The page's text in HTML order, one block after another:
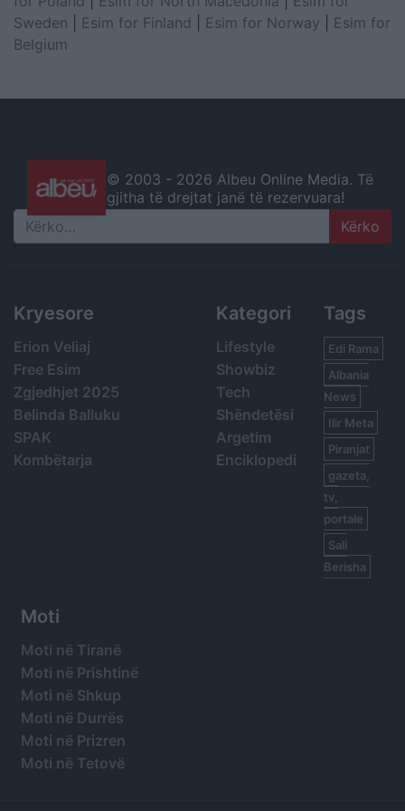
Sweden
Esim for Finland Esim for Norway
Esim for
Belgium
© 2003 - 2026 Albeu Online Media. Të
gjitha të drejtat janë të rezervuara!
Search
Kryesore
Erion Veliaj
Free Esim
Zgjedhjet 2025
Belinda Balluku
SPAK
Kombëtarja
Kategori
Lifestyle
Showbiz
Tech
Shëndetësi
Argetim
Enciklopedi
Tags
Edi Rama
Albania
News
Ilir Meta
Piranjat
gazeta,
tv,
portale
Sali
Berisha
Moti
Moti në Tiranë
Moti në Prishtinë
Moti në Shkup
Moti në Durrës
Moti në Prizren
Moti në Tetovë